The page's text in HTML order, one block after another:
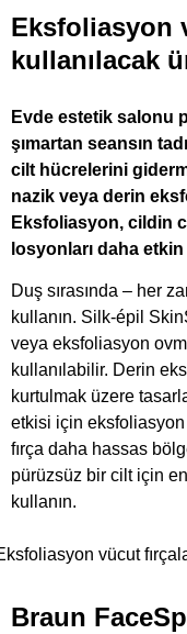
Eksfoliasyon
kullanılacak
Evde estetik salonu
şımartan seansın
cilt hücrelerini
nazik veya derin
Eksfoliasyon, cildin
losyonları daha
Duş sırasında – her
kullanın. Silk-épil
veya eksfoliasyon
kullanılabilir. Derin
kurtulmak üzere
etkisi için
fırça daha hassas
pürüzsüz bir cilt için
kullanın.
vücut
Braun